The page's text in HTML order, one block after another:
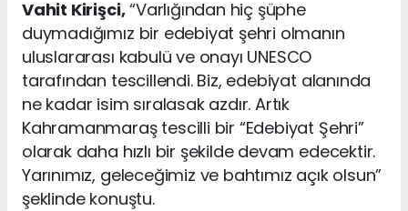
Vahit Kirişci,“Varlığından hiç şüphe
duymadığımız bir edebiyat şehri olmanın
uluslararası kabulü ve onayı UNESCO
tarafından tescillendi. Biz, edebiyat alanında
ne kadar isim sıralasak azdır. Artık
Kahramanmaraş tescilli bir “Edebiyat Şehri”
olarak daha hızlı bir şekilde devam edecektir.
Yarınımız, geleceğimiz ve bahtımız açık olsun”
şeklinde konuştu.